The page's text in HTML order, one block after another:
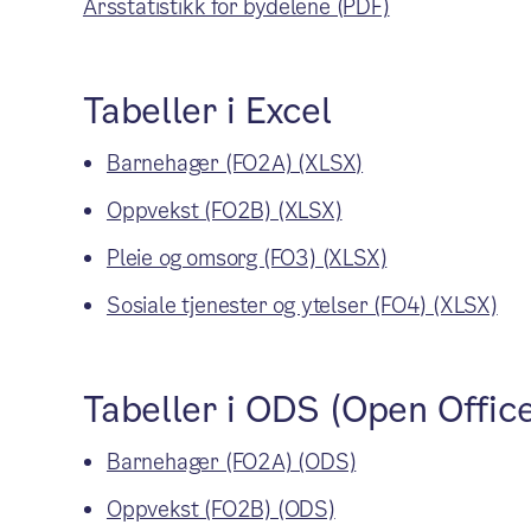
Årsstatistikk for bydelene (PDF)
Tabeller i Excel
Barnehager (FO2A) (XLSX)
Oppvekst (FO2B) (XLSX)
Pleie og omsorg (FO3) (XLSX)
Sosiale tjenester og ytelser (FO4) (XLSX)
Tabeller i ODS (Open
Barnehager (FO2A) (ODS)
Oppvekst (FO2B) (ODS)